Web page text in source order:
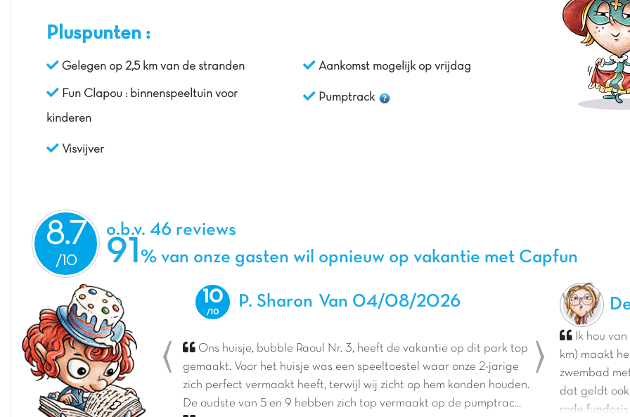
Pluspunten :
Gelegen op 2,5 km van de stranden
Fun Clapou : binnenspeeltuin voor
kinderen
Visvijver
Aankomst mogelijk op vrijdag
Pumptrack
8.7 o.b.v. 46 reviews
91 % van onze gasten wil opnieuw op vakantie met Capfun
10 P. Sharon Van 04/08/2026
Ons huisje, bubble Raoul Nr. 3, heeft de vakantie op dit park top
gemaakt. Voor het huisje was een speeltoestel waar onze 2-jarige
zich perfect vermaakt heeft, terwijl wij zicht op hem konden houden.
De oudste van 5 en 9 hebben zich top vermaakt op de pumptrac...
Previous Next
Ik hou
km) maakt
zwembad
dat geldt
rode